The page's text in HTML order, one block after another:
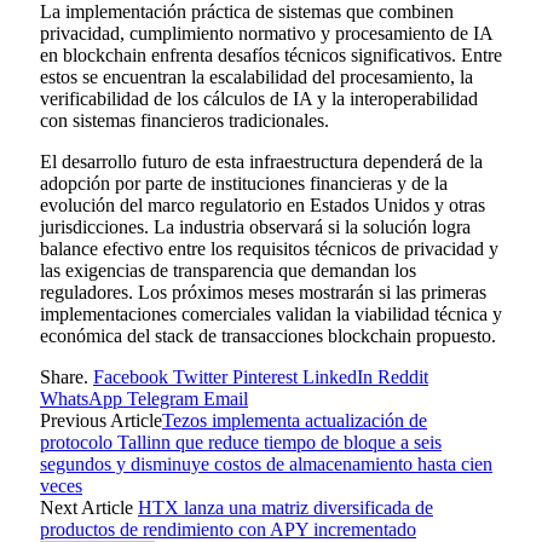
La implementación práctica de sistemas que combinen
privacidad, cumplimiento normativo y procesamiento de IA
en blockchain enfrenta desafíos técnicos significativos. Entre
estos se encuentran la escalabilidad del procesamiento, la
verificabilidad de los cálculos de IA y la interoperabilidad
con sistemas financieros tradicionales.
El desarrollo futuro de esta infraestructura dependerá de la
adopción por parte de instituciones financieras y de la
evolución del marco regulatorio en Estados Unidos y otras
jurisdicciones. La industria observará si la solución logra
balance efectivo entre los requisitos técnicos de privacidad y
las exigencias de transparencia que demandan los
reguladores. Los próximos meses mostrarán si las primeras
implementaciones comerciales validan la viabilidad técnica y
económica del stack de transacciones blockchain propuesto.
Share. Facebook Twitter Pinterest LinkedIn Reddit
WhatsApp Telegram Email
Previous ArticleTezos implementa actualización de
protocolo Tallinn que reduce tiempo de bloque a seis
segundos y disminuye costos de almacenamiento hasta cien
veces
Next Article HTX lanza una matriz diversificada de
productos de rendimiento con APY incrementado